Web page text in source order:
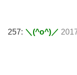
257: ＼(^o^)／